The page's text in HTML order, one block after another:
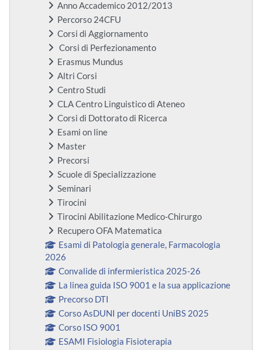
Anno Accademico 2012/2013
Percorso 24CFU
Corsi di Aggiornamento
Corsi di Perfezionamento
Erasmus Mundus
Altri Corsi
Centro Studi
CLA Centro Linguistico di Ateneo
Corsi di Dottorato di Ricerca
Esami on line
Master
Precorsi
Scuole di Specializzazione
Seminari
Tirocini
Tirocini Abilitazione Medico-Chirurgo
Recupero OFA Matematica
Esami di Patologia generale, Farmacologia
2026
Convalide di infermieristica 2025-26
La linea guida ISO 9001 e la sua applicazione
Precorso DTI
Corso AsDUNI per docenti UniBS 2025
Corso ISO 9001
ESAMI Fisiologia Fisioterapia